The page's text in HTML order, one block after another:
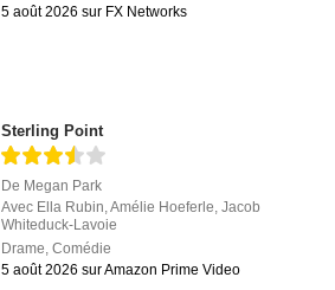
5 août 2026 sur FX Networks
Sterling Point
De Megan Park
Avec Ella Rubin,Amélie Hoeferle,Jacob
Whiteduck-Lavoie
Drame,Comédie
5 août 2026 sur Amazon Prime Video